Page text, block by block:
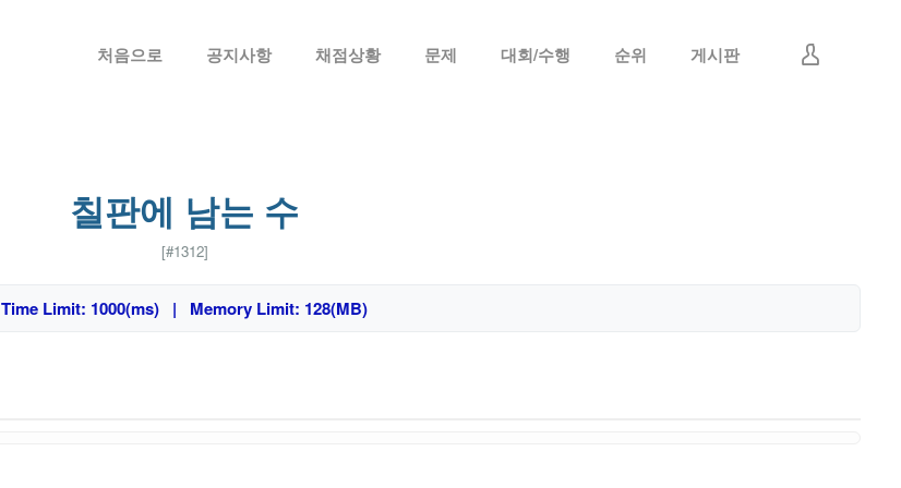
처음으로 공지사항 채점상황 문제 대회/수행 순위 게시판
칠판에 남는 수
[#1312]
Time Limit: 1000(ms) | Memory Limit: 128(MB)